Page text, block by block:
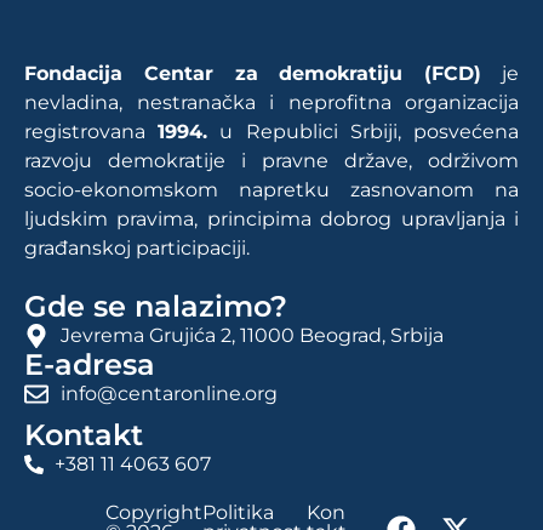
Fondacija Centar za demokratiju (FCD) je
nevladina, nestranačka i neprofitna organizacija
registrovana1994. u Republici Srbiji, posvećena
razvoju demokratije i pravne države, održivom
socio-ekonomskom napretku zasnovanom na
ljudskim pravima, principima dobrog upravljanja i
građanskoj participaciji.
Gde se nalazimo?
Jevrema Grujića 2, 11000 Beograd, Srbija
E-adresa
info@centaronline.org
Kontakt
+381 11 4063 607
CopyrightPolitika
Kon